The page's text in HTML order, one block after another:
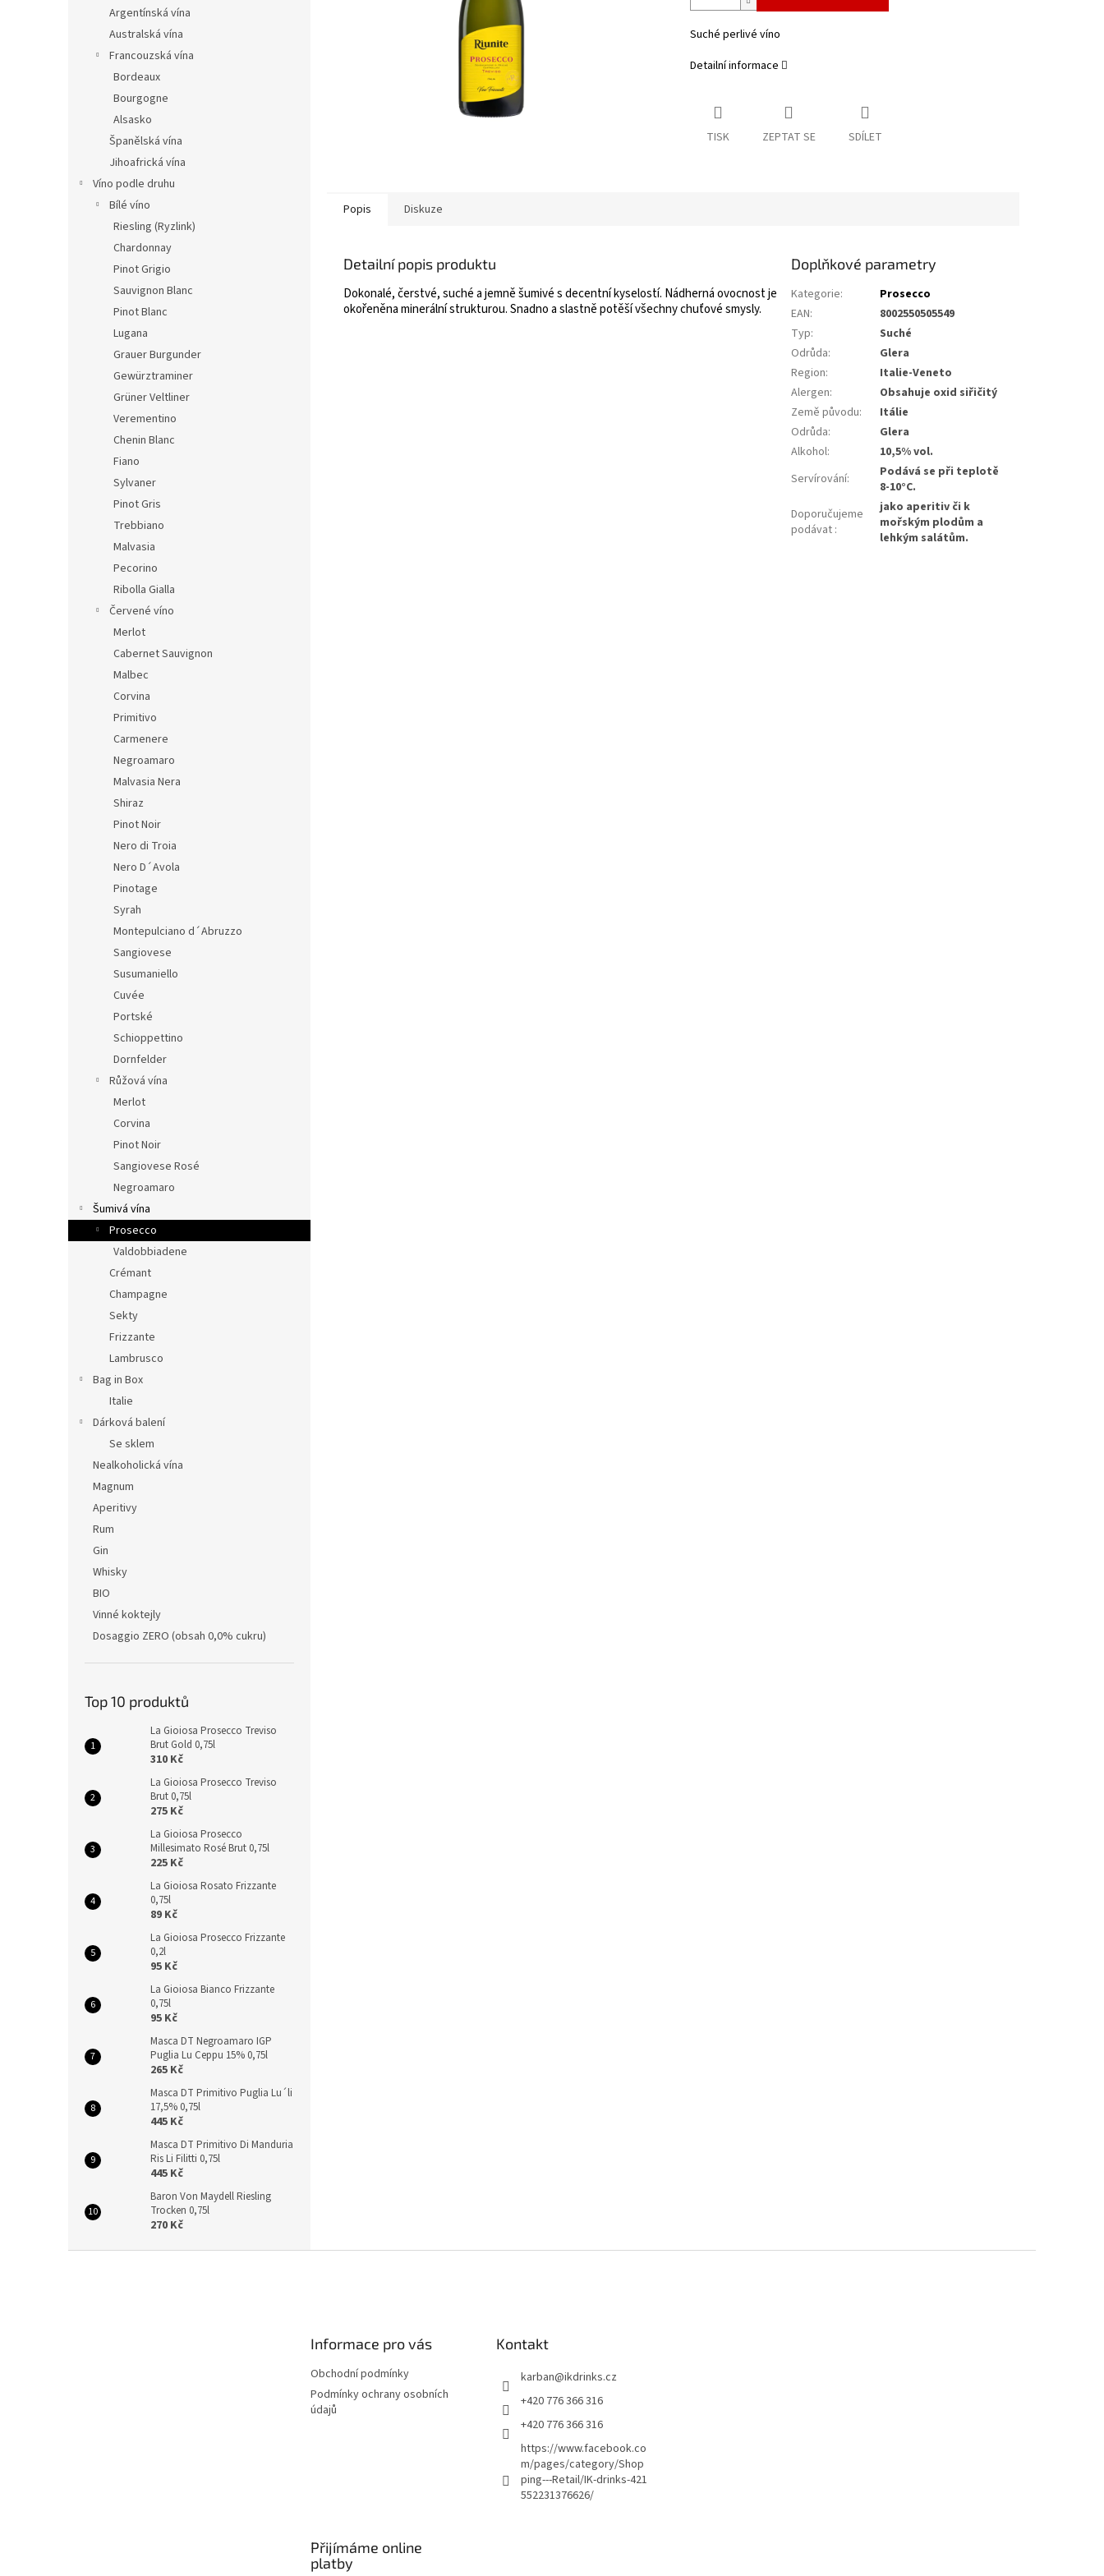
Argentínská vína
Australská vína
Francouzská vína
Bordeaux
Bourgogne
Alsasko
Španělská vína
Jihoafrická vína
Víno podle druhu
Bílé víno
Riesling (Ryzlink)
Chardonnay
Pinot Grigio
Sauvignon Blanc
Pinot Blanc
Lugana
Grauer Burgunder
Gewürztraminer
Grüner Veltliner
Verementino
Chenin Blanc
Fiano
Sylvaner
Pinot Gris
Trebbiano
Malvasia
Pecorino
Ribolla Gialla
Červené víno
Merlot
Cabernet Sauvignon
Malbec
Corvina
Primitivo
Carmenere
Negroamaro
Malvasia Nera
Shiraz
Pinot Noir
Nero di Troia
Nero D´Avola
Pinotage
Syrah
Montepulciano d´Abruzzo
Sangiovese
Susumaniello
Cuvée
Portské
Schioppettino
Dornfelder
Růžová vína
Merlot
Corvina
Pinot Noir
Sangiovese Rosé
Negroamaro
Šumivá vína
Prosecco
Valdobbiadene
Crémant
Champagne
Sekty
Frizzante
Lambrusco
Bag in Box
Italie
Dárková balení
Se sklem
Nealkoholická vína
Magnum
Aperitivy
Rum
Gin
Whisky
BIO
Vinné koktejly
Dosaggio ZERO (obsah 0,0% cukru)
Top 10 produktů
La Gioiosa Prosecco Treviso
Brut Gold 0,75l
310 Kč
La Gioiosa Prosecco Treviso
Brut 0,75l
275 Kč
La Gioiosa Prosecco
Millesimato Rosé Brut 0,75l
225 Kč
La Gioiosa Rosato Frizzante
0,75l
89 Kč
La Gioiosa Prosecco Frizzante
0,2l
95 Kč
La Gioiosa Bianco Frizzante
0,75l
95 Kč
Masca DT Negroamaro IGP
Puglia Lu Ceppu 15% 0,75l
265 Kč
Masca DT Primitivo Puglia Lu´li
17,5% 0,75l
445 Kč
Masca DT Primitivo Di Manduria
Ris Li Filitti 0,75l
445 Kč
Baron Von Maydell Riesling
Trocken 0,75l
270 Kč
Suché perlivé víno
Detailní informace
TISK ZEPTAT SE SDÍLET
Popis Diskuze
Detailní popis produktu
Dokonalé, čerstvé, suché a jemně šumivé s decentní kyselostí. Nádherná ovocnost je
okořeněna minerální strukturou. Snadno a slastně potěší všechny chuťové smysly.
Doplňkové parametry
Kategorie:
Prosecco
EAN:
8002550505549
Typ:
Suché
Odrůda:
Glera
Region:
Italie-Veneto
Alergen:
Obsahuje oxid siřičitý
Země původu:
Itálie
Odrůda:
Glera
Alkohol:
10,5% vol.
Servírování:
Podává se při teplotě
8-10°C.
Doporučujeme
podávat :
jako aperitiv či k
mořským plodům a
lehkým salátům.
Informace pro vás
Obchodní podmínky
Podmínky ochrany osobních
údajů
Kontakt
karban@ikdrinks.cz
+420 776 366 316
+420 776 366 316
https://www.facebook.co
m/pages/category/Shop
ping---Retail/IK-drinks-421
552231376626/
Přijímáme online
platby